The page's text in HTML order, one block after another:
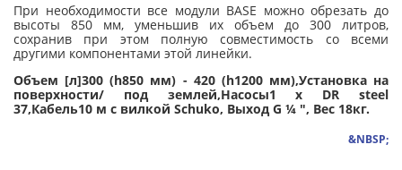
При необходимости все модули BASE можно обрезать до
высоты 850 мм, уменьшив их объем до 300 литров,
сохранив при этом полную совместимость со всеми
другими компонентами этой линейки.
Объем [л]300 (h850 мм) - 420 (h1200 мм),Установка на
поверхности/ под землей,Насосы1 х DR steel
37,Кабель10 м с вилкой Schuko, Выход G ¼ ", Вес 18кг.
&NBSP;